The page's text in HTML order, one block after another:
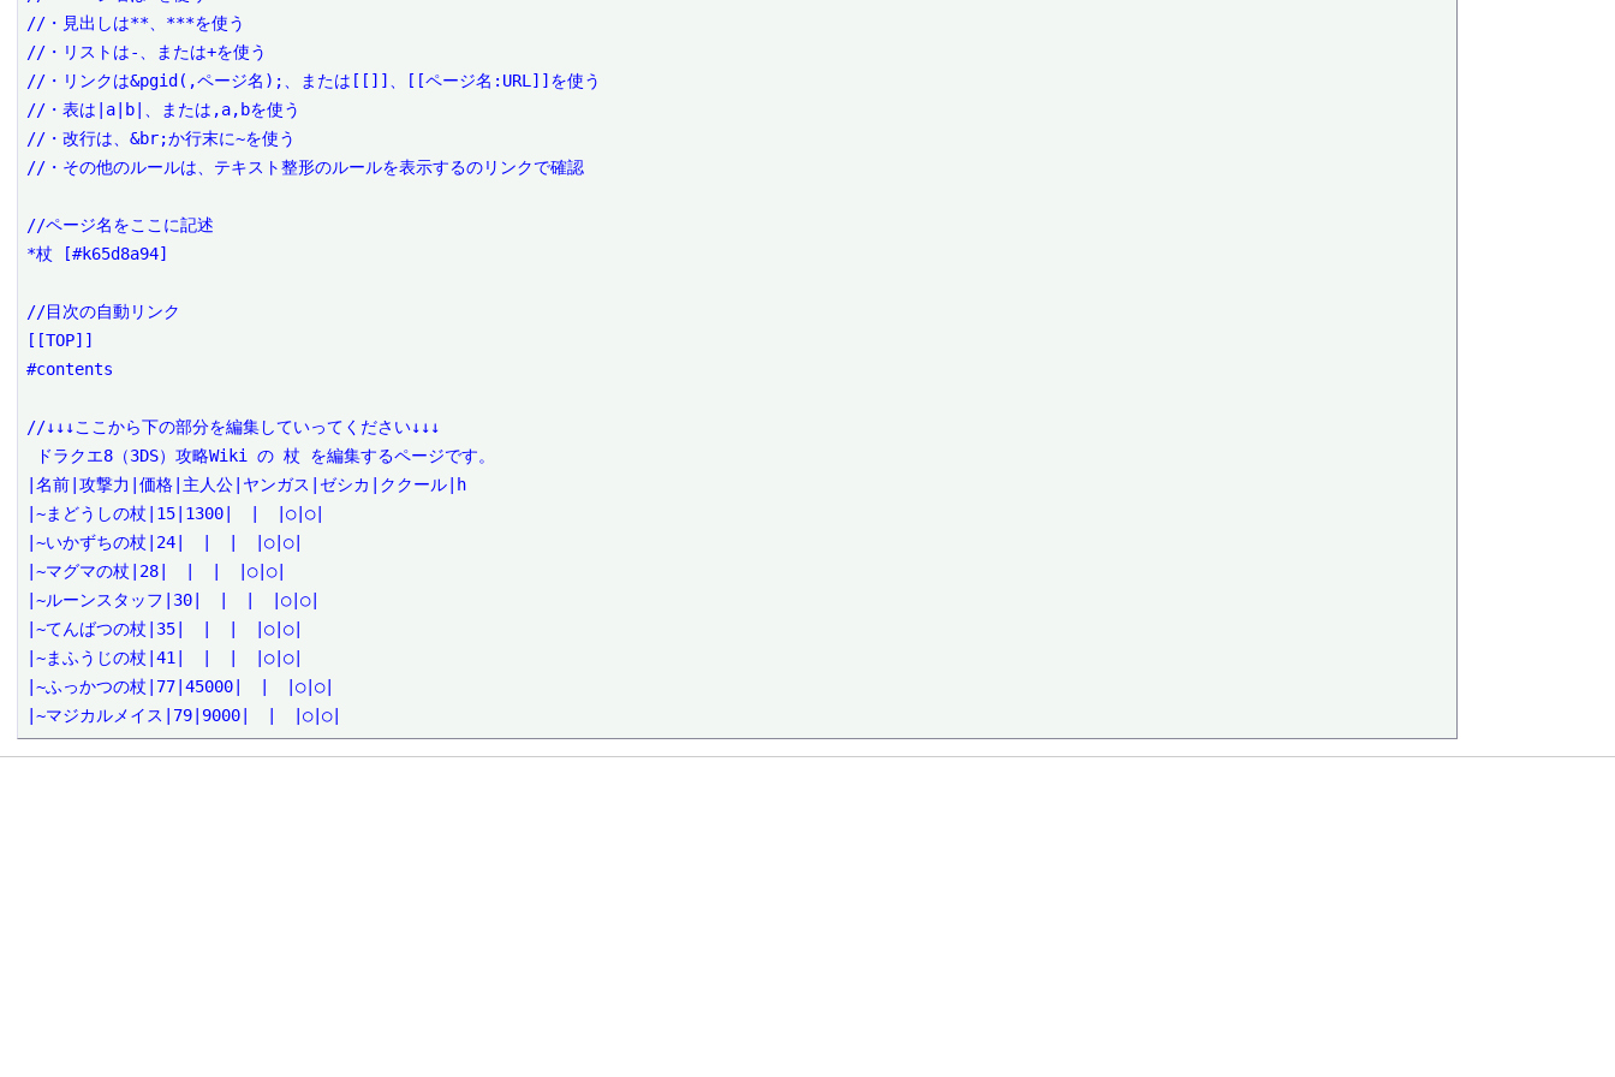
//・見出しは**、***を使う
//・リストは-、または+を使う
//・リンクは&pgid(,ページ名);、または[[]]、[[ページ名:URL]]を使う
//・表は|a|b|、または,a,bを使う
//・改行は、&br;か行末に~を使う
//・その他のルールは、テキスト整形のルールを表示するのリンクで確認
//ページ名をここに記述
*杖 [#k65d8a94]
//目次の自動リンク
[[TOP]]
#contents
//↓↓↓ここから下の部分を編集していってください↓↓↓
|名前|攻撃力|価格|主人公|ヤンガス|ゼシカ|ククール|h
|~まどうしの杖|15|1300|　|　|○|○|
|~いかずちの杖|24|　|　|　|○|○|
|~マグマの杖|28|　|　|　|○|○|
|~ルーンスタッフ|30|　|　|　|○|○|
|~てんばつの杖|35|　|　|　|○|○|
|~まふうじの杖|41|　|　|　|○|○|
|~ふっかつの杖|77|45000|　|　|○|○|
|~マジカルメイス|79|9000|　|　|○|○|